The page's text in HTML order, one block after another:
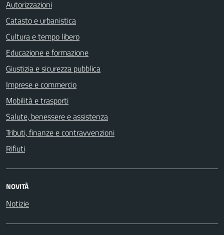
Autorizzazioni
Catasto e urbanistica
Cultura e tempo libero
Educazione e formazione
Giustizia e sicurezza pubblica
Imprese e commercio
Mobilità e trasporti
Salute, benessere e assistenza
Tributi, finanze e contravvenzioni
Rifiuti
NOVITÀ
Notizie